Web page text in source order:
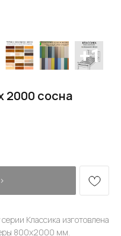
2000 сосна
Классика изготовлена
800х2000 мм.